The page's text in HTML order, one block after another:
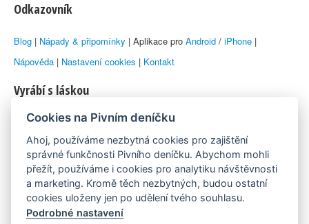
Odkazovník
Blog | Nápady & připomínky | Aplikace pro Android / iPhone |
Nápověda | Nastavení cookies | Kontakt
Vyrábí s láskou
© 2010–2026 byLukáš Zemanaka Emka
Máme rádi
Pivní.info
Poznámka pod čarou
Cookies na Pivním deníčku
Ahoj, používáme nezbytná cookies pro zajištění
správné funkčnosti Pivního deníčku. Abychom mohli
přežít, používáme i cookies pro analytiku návštěvnosti
a marketing. Kromě těch nezbytných, budou ostatní
cookies uloženy jen po udělení tvého souhlasu.
Podrobné nastavení